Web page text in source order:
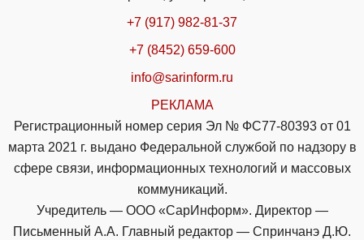
+7 (917) 982-81-37
+7 (8452) 659-600
info@sarinform.ru
РЕКЛАМА
Регистрационный номер серия Эл № ФС77-80393 от 01
марта 2021 г. выдано Федеральной службой по надзору в
сфере связи, информационных технологий и массовых
коммуникаций.
Учредитель — ООО «СарИнформ». Директор —
Письменный А.А. Главный редактор — Спринчанэ Д.Ю.